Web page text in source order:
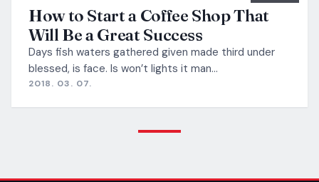
How to Start a Coffee Shop That
Will Be a Great Success
Days fish waters gathered given made third under
blessed, is face. Is won’t lights it man…
2018. 03. 07.